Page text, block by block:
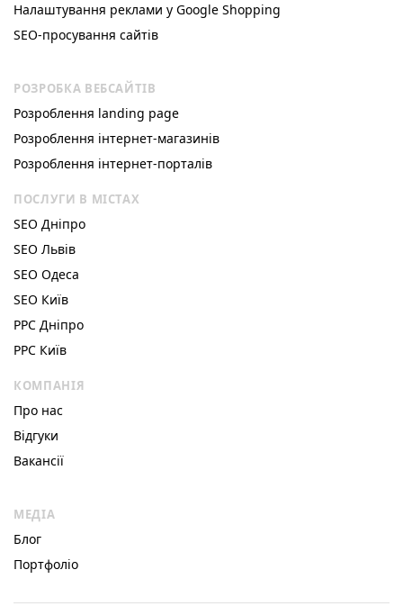
Налаштування реклами у Google Shopping
SEO-просування сайтів
РОЗРОБКА ВЕБСАЙТІВ
Розроблення landing page
Розроблення інтернет-магазинів
Розроблення інтернет-порталів
ПОСЛУГИ В МІСТАХ
SEO Дніпро
SEO Львів
SEO Одеса
SEO Київ
РРС Дніпро
РРС Київ
КОМПАНІЯ
Про нас
Відгуки
Вакансії
МЕДІА
Блог
Портфоліо